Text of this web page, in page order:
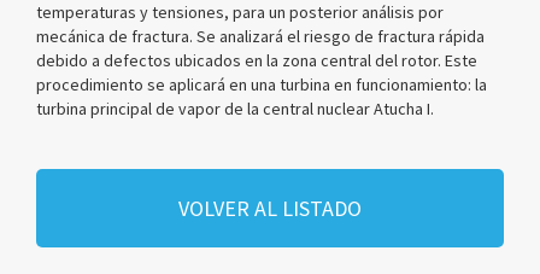
temperaturas y tensiones, para un posterior análisis por
mecánica de fractura. Se analizará el riesgo de fractura rápida
debido a defectos ubicados en la zona central del rotor. Este
procedimiento se aplicará en una turbina en funcionamiento: la
turbina principal de vapor de la central nuclear Atucha I.
VOLVER AL LISTADO